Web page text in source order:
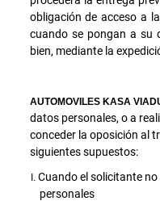
obligación de acceso a
cuando se pongan a su
bien, mediante la
AUTOMOVILES KASA
datos personales, o a
conceder la oposición al
siguientes supuestos:
Cuando el solicitante
personales